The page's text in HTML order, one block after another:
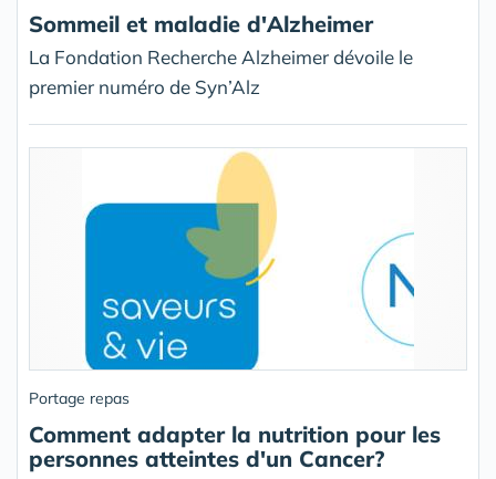
Sommeil et maladie d'Alzheimer
La Fondation Recherche Alzheimer dévoile le
premier numéro de Syn’Alz
Portage repas
Comment adapter la nutrition pour les
personnes atteintes d'un Cancer?